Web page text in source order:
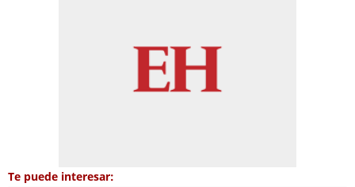
Te puede interesar: